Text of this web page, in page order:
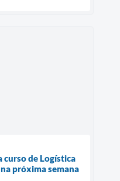
curso de Logística
próxima semana